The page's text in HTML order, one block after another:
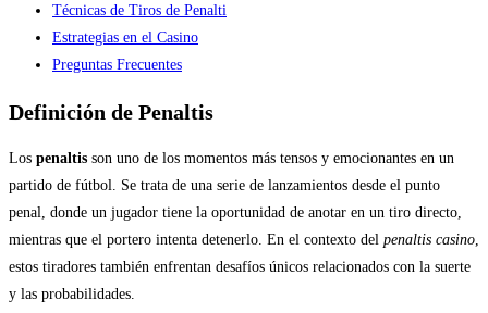
Técnicas de Tiros de Penalti
Estrategias en el Casino
Preguntas Frecuentes
Definición de Penaltis
Los penaltis son uno de los momentos más tensos y emocionantes en un
partido de fútbol. Se trata de una serie de lanzamientos desde el punto
penal, donde un jugador tiene la oportunidad de anotar en un tiro directo,
mientras que el portero intenta detenerlo. En el contexto del penaltis casino,
estos tiradores también enfrentan desafíos únicos relacionados con la suerte
y las probabilidades.